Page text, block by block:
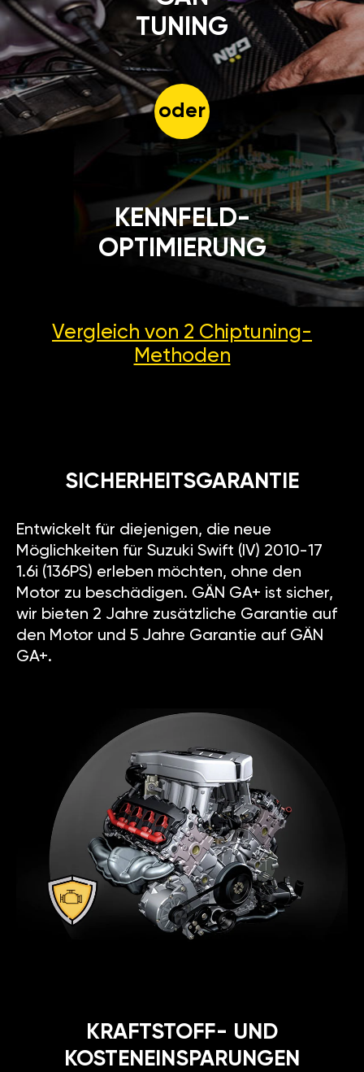
TUNING
oder
KENNFELD-
OPTIMIERUNG
Vergleich von 2 Chiptuning-
Methoden
SICHERHEITSGARANTIE
Entwickelt für diejenigen, die neue
Möglichkeiten für Suzuki Swift (IV) 2010-17
1.6i (136PS) erleben möchten, ohne den
Motor zu beschädigen. GÄN GA+ ist sicher,
wir bieten 2 Jahre zusätzliche Garantie auf
den Motor und 5 Jahre Garantie auf GÄN
GA+.
KRAFTSTOFF- UND
KOSTENEINSPARUNGEN